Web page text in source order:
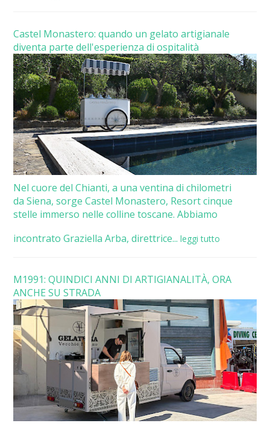
Castel Monastero: quando un gelato artigianale
diventa parte dell'esperienza di ospitalità
Nel cuore del Chianti, a una ventina di chilometri
da Siena, sorge Castel Monastero, Resort cinque
stelle immerso nelle colline toscane. Abbiamo
incontrato Graziella Arba, direttrice... leggi tutto
M1991: QUINDICI ANNI DI ARTIGIANALITÀ, ORA
ANCHE SU STRADA